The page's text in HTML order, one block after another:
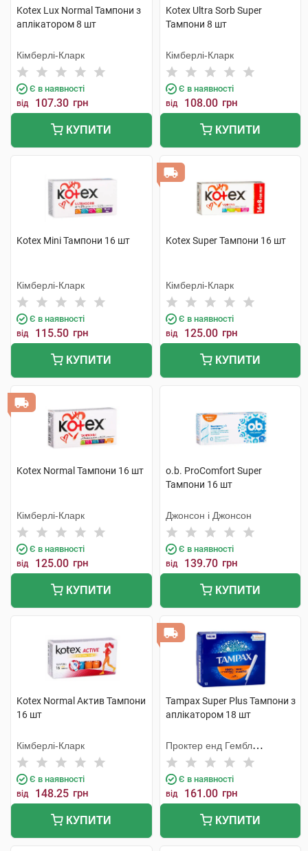
Kotex Lux Normal Тампони з
аплікатором 8 шт
Кімберлі-Кларк
Є в наявності
від 107.30 грн
КУПИТИ
Kotex Ultra Sorb Super
Тампони 8 шт
Кімберлі-Кларк
Є в наявності
від 108.00 грн
КУПИТИ
Kotex Mini Тампони 16 шт
Кімберлі-Кларк
Є в наявності
від 115.50 грн
КУПИТИ
Kotex Super Тампони 16 шт
Кімберлі-Кларк
Є в наявності
від 125.00 грн
КУПИТИ
Kotex Normal Тампони 16 шт
Кімберлі-Кларк
Є в наявності
від 125.00 грн
КУПИТИ
o.b. ProComfort Super
Тампони 16 шт
Джонсон і Джонсон
Є в наявності
від 139.70 грн
КУПИТИ
Kotex Normal Актив Тампони
16 шт
Кімберлі-Кларк
Є в наявності
від 148.25 грн
КУПИТИ
Tampax Super Plus Тампони з
аплікатором 18 шт
Проктер енд Гембл
Мануфекчурінг
Є в наявності
від 161.00 грн
КУПИТИ